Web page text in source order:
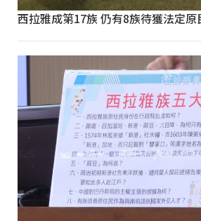
西拉雅成第17族 仍有8族待獲法定原